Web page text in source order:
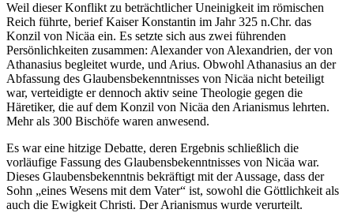
Weil dieser Konflikt zu beträchtlicher Uneinigkeit im römischen
Reich führte, berief Kaiser Konstantin im Jahr 325 n.Chr. das
Konzil von Nicäa ein. Es setzte sich aus zwei führenden
Persönlichkeiten zusammen: Alexander von Alexandrien, der von
Athanasius begleitet wurde, und Arius. Obwohl Athanasius an der
Abfassung des Glaubensbekenntnisses von Nicäa nicht beteiligt
war, verteidigte er dennoch aktiv seine Theologie gegen die
Häretiker, die auf dem Konzil von Nicäa den Arianismus lehrten.
Mehr als 300 Bischöfe waren anwesend.
Es war eine hitzige Debatte, deren Ergebnis schließlich die
vorläufige Fassung des Glaubensbekenntnisses von Nicäa war.
Dieses Glaubensbekenntnis bekräftigt mit der Aussage, dass der
Sohn „eines Wesens mit dem Vater“ ist, sowohl die Göttlichkeit als
auch die Ewigkeit Christi. Der Arianismus wurde verurteilt.